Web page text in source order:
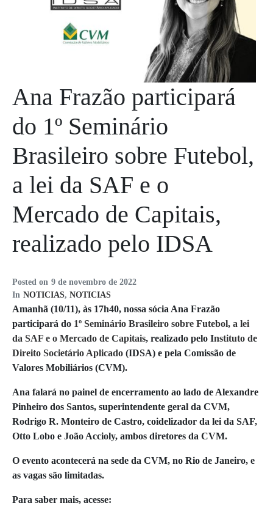
Posted on 9 de novembro de 2022
In NOTICIAS, NOTICIAS
Ana Frazão participará
do 1º Seminário
Brasileiro sobre Futebol,
a lei da SAF e o
Mercado de Capitais,
realizado pelo IDSA
Amanhã (10/11), às 17h40, nossa sócia Ana Frazão
participará do 1º Seminário Brasileiro sobre Futebol, a lei
da SAF e o Mercado de Capitais, realizado pelo Instituto de
Direito Societário Aplicado (IDSA) e pela Comissão de
Valores Mobiliários (CVM).
Ana falará no painel de encerramento ao lado de Alexandre
Pinheiro dos Santos, superintendente geral da CVM,
Rodrigo R. Monteiro de Castro, coidelizador da lei da SAF,
Otto Lobo e João Accioly, ambos diretores da CVM.
O evento acontecerá na sede da CVM, no Rio de Janeiro, e
as vagas são limitadas.
Para saber mais, acesse: